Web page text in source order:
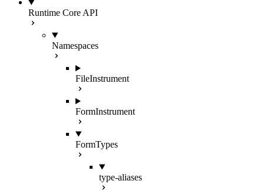
Runtime Core API
Namespaces
FileInstrument
FormInstrument
FormTypes
type-aliases